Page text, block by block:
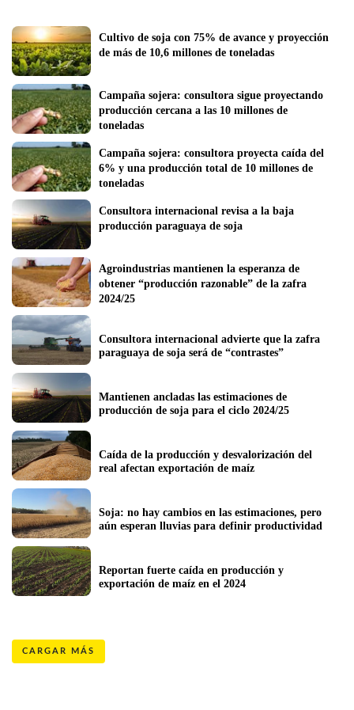
Cultivo de soja con 75% de avance y proyección
de más de 10,6 millones de toneladas
Campaña sojera: consultora sigue proyectando
producción cercana a las 10 millones de
toneladas
Campaña sojera: consultora proyecta caída del
6% y una producción total de 10 millones de
Consultora internacional revisa a la baja
producción paraguaya de soja
Agroindustrias mantienen la esperanza de
obtener “producción razonable” de la zafra
2024/25
Consultora internacional advierte que la zafra
paraguaya de soja será de “contrastes”
Mantienen ancladas las estimaciones de
producción de soja para el ciclo 2024/25
Caída de la producción y desvalorización del
real afectan exportación de maíz
Soja: no hay cambios en las estimaciones, pero
aún esperan lluvias para definir productividad
Reportan fuerte caída en producción y
exportación de maíz en el 2024
CARGAR MÁS